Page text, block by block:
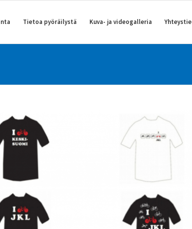
Tietoa pyöräilystä Kuva- ja videogalleria